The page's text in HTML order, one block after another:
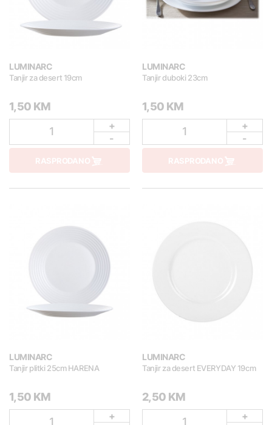
LUMINARC
Tanjir za desert 19cm
1,50 KM
1
+
-
RASPRODANO
LUMINARC
Tanjir duboki 23cm
1,50 KM
1
+
-
RASPRODANO
LUMINARC
Tanjir plitki 25cm HARENA
1,50 KM
1
+
LUMINARC
Tanjir za desert EVERYDAY 19cm
2,50 KM
1
+